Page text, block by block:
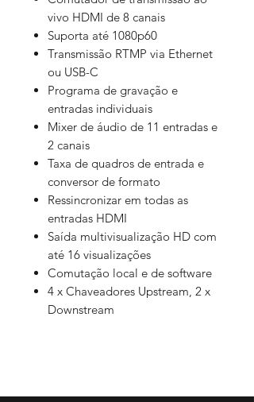
vivo HDMI de 8 canais
Suporta até 1080p60
Transmissão RTMP via Ethernet
ou USB-C
Programa de gravação e
entradas individuais
Mixer de áudio de 11 entradas e
2 canais
Taxa de quadros de entrada e
conversor de formato
Ressincronizar em todas as
entradas HDMI
Saída multivisualização HD com
até 16 visualizações
Comutação local e de software
4 x Chaveadores Upstream, 2 x
Downstream